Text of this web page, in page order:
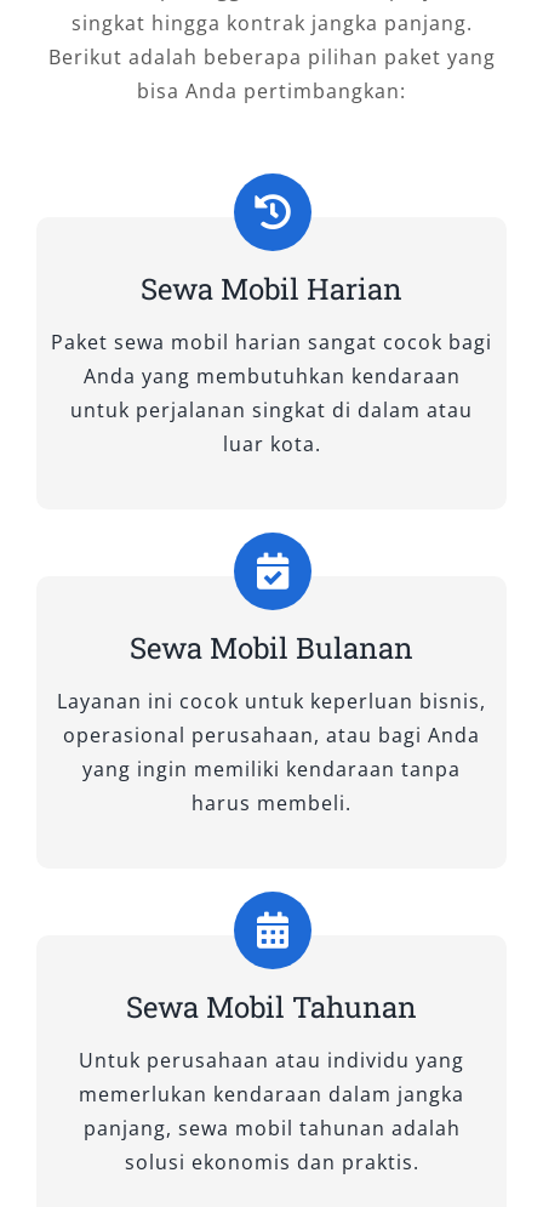
Timika
Sebelum memesan, pastikan Anda
Perjalanan keluarga kecil: Avanza atau
Kegiatan bisnis: Innova atau Fortuner
Rombongan besar: Hiace atau Elf Long
Tamu kehormatan: Alphard atau Pajero
Salsa Wisata siap memberikan rekomendasi
terbaik sesuai kebutuhan Anda agar setiap
Beragamnya pilihan armada di Salsa Wisata
membuktikan komitmen kami untuk
memberikan solusi transportasi terpercaya,
fleksibel, dan berkualitas di Timika. Baik untuk
wisata keluarga, semua tersedia dalam kondisi
terbaru dan siap jalan.
Hubungi Salsa Wisata sekarang untuk
rasakan kenyamanan perjalanan bersama
armada terbaik kami.
singkat hingga kontrak jangka panjang.
Berikut adalah beberapa pilihan paket yang
bisa Anda pertimbangkan:
Sewa Mobil Harian
Paket sewa mobil harian sangat cocok bagi
Anda yang membutuhkan kendaraan
untuk perjalanan singkat di dalam atau
luar kota.
Sewa Mobil Bulanan
Layanan ini cocok untuk keperluan bisnis,
operasional perusahaan, atau bagi Anda
yang ingin memiliki kendaraan tanpa
harus membeli.
Sewa Mobil Tahunan
Untuk perusahaan atau individu yang
memerlukan kendaraan dalam jangka
panjang, sewa mobil tahunan adalah
solusi ekonomis dan praktis.